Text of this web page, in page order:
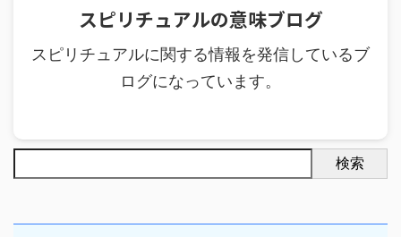
スピリチュアルの意味ブログ
スピリチュアルに関する情報を発信しているブ
ログになっています。
検索